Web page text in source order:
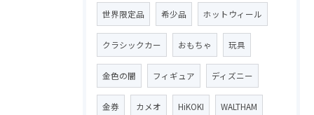
世界限定品 希少品 ホットウィール
クラシックカー おもちゃ 玩具
金色の闇 フィギュア ディズニー
金券 カメオ HiKOKI WALTHAM